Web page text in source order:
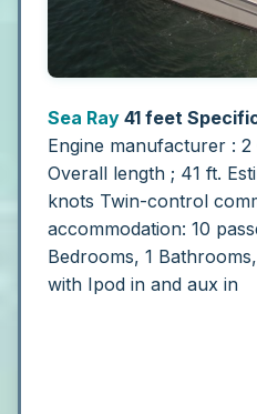
Sea Ray 41 feet
Engine manufacturer :
Overall length ; 41 ft.
knots Twin-control
accommodation: 10
Bedrooms, 1
with Ipod in and aux in